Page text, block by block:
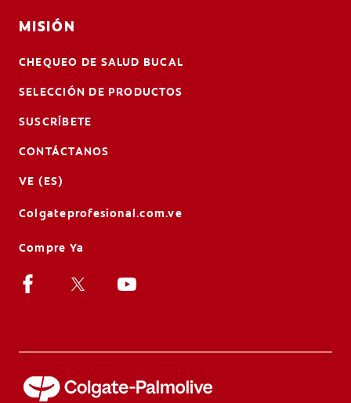
MISIÓN
CHEQUEO DE SALUD BUCAL
SELECCIÓN DE PRODUCTOS
SUSCRÍBETE
CONTÁCTANOS
VE (ES)
Colgateprofesional.com.ve
Compre Ya